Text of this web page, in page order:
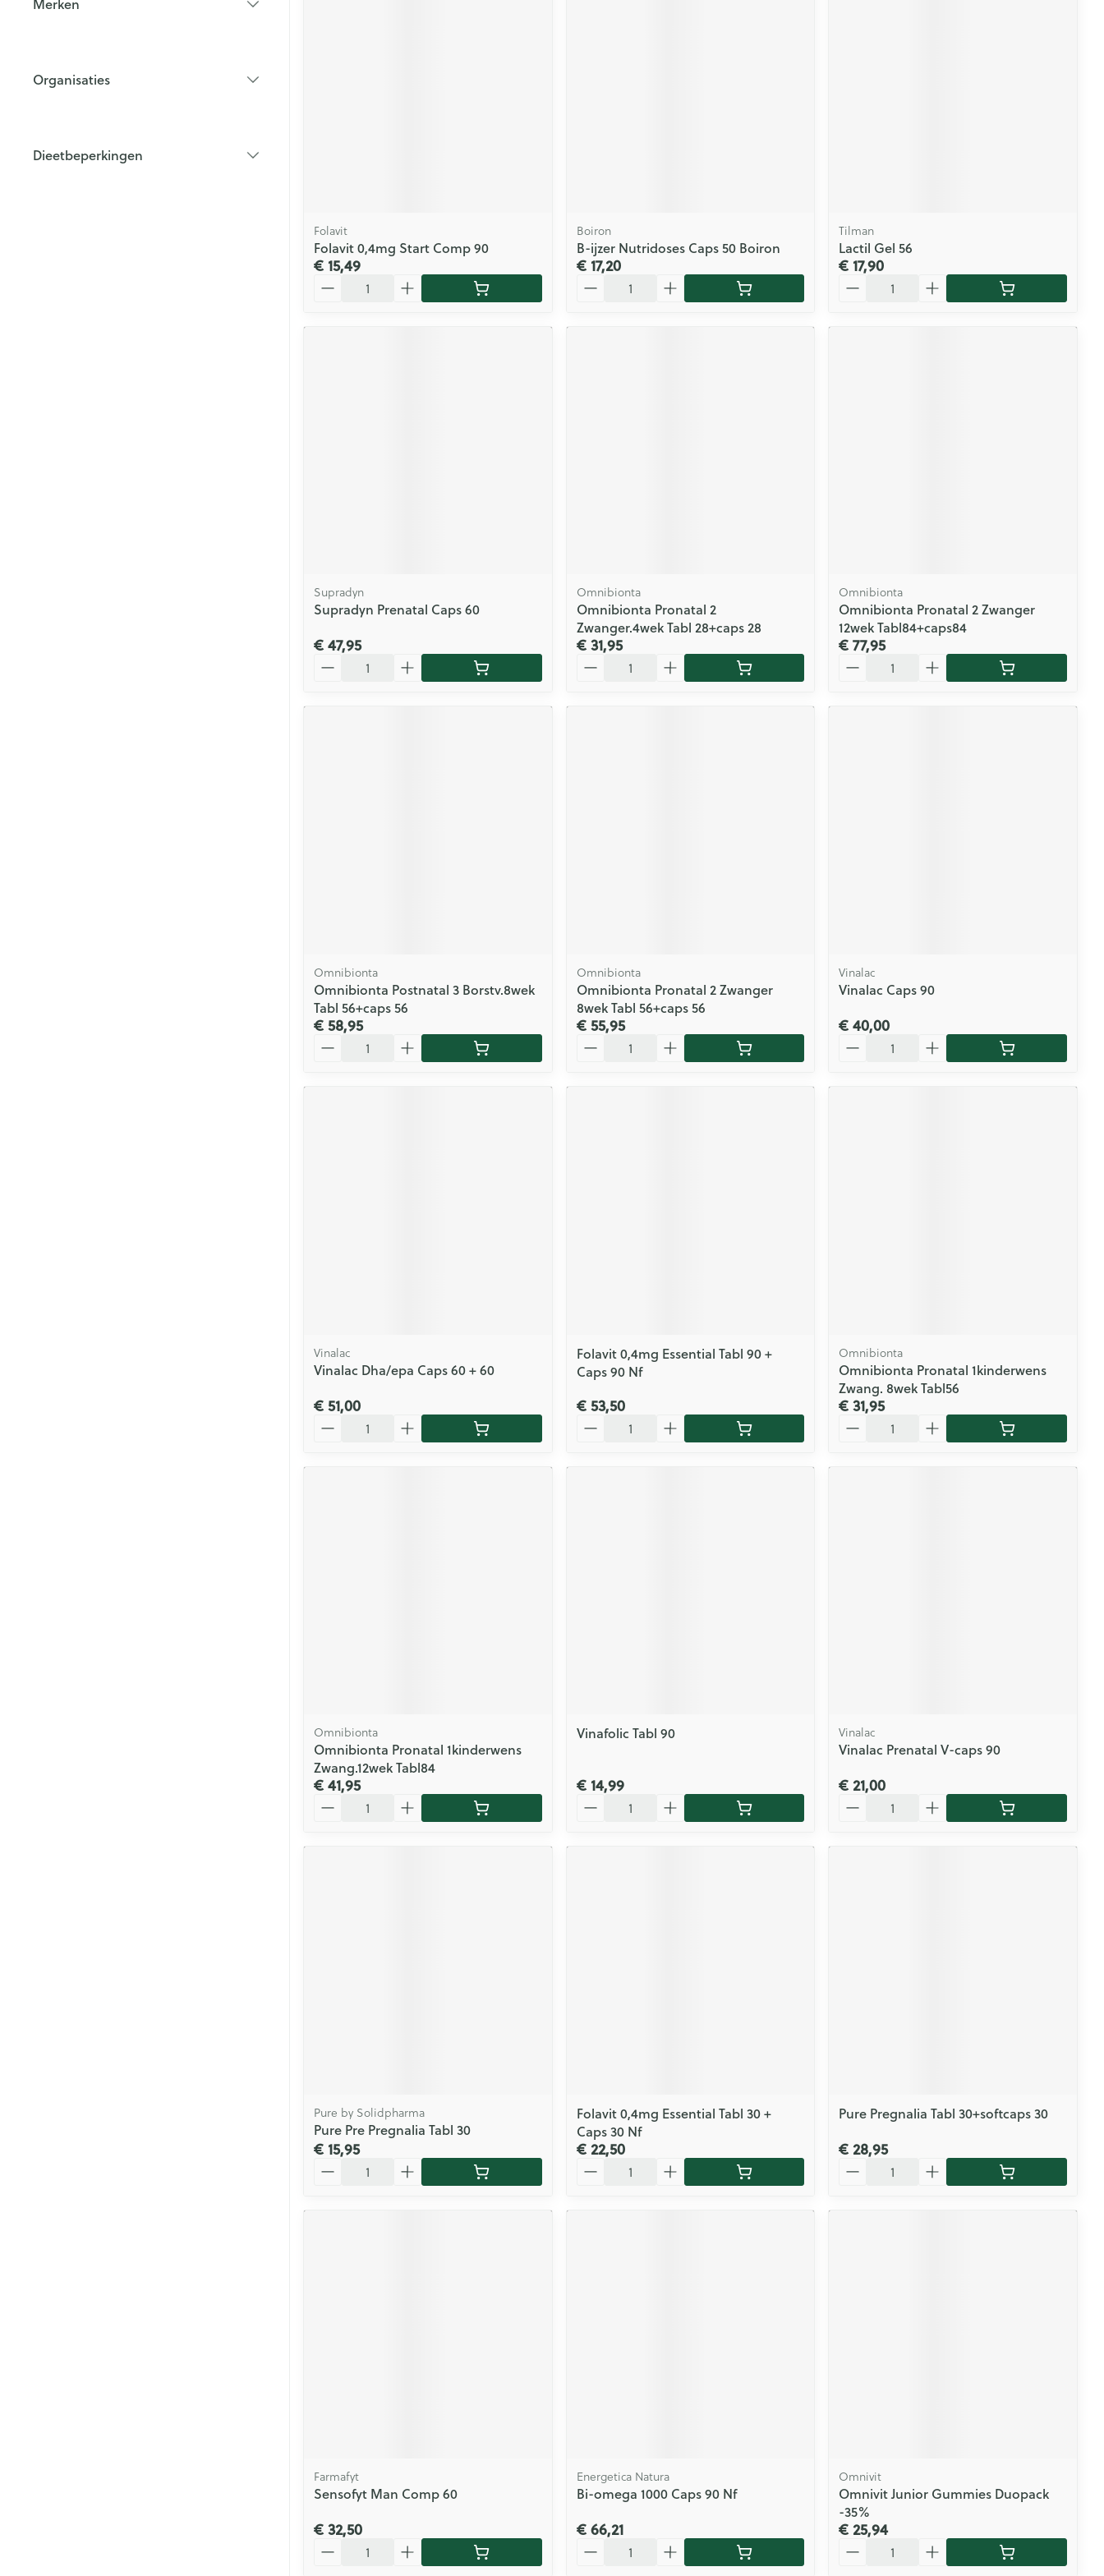
Organisaties
Dieetbeperkingen
Folavit
Folavit 0,4mg Start Comp 90
€ 15,49
Boiron
B-ijzer Nutridoses Caps 50 Boiron
€ 17,20
Tilman
Lactil Gel 56
€ 17,90
Supradyn
Supradyn Prenatal Caps 60
€ 47,95
Omnibionta
Omnibionta Pronatal 2
Zwanger.4wek Tabl 28+caps 28
€ 31,95
Omnibionta
Omnibionta Pronatal 2 Zwanger
12wek Tabl84+caps84
€ 77,95
Omnibionta
Omnibionta Postnatal 3 Borstv.8wek
Tabl 56+caps 56
€ 58,95
Omnibionta
Omnibionta Pronatal 2 Zwanger
8wek Tabl 56+caps 56
€ 55,95
Vinalac
Vinalac Caps 90
€ 40,00
Vinalac
Vinalac Dha/epa Caps 60 + 60
€ 51,00
Folavit 0,4mg Essential Tabl 90 +
Caps 90 Nf
€ 53,50
Omnibionta
Omnibionta Pronatal 1kinderwens
Zwang. 8wek Tabl56
€ 31,95
Omnibionta
Omnibionta Pronatal 1kinderwens
Zwang.12wek Tabl84
€ 41,95
Vinafolic Tabl 90
€ 14,99
Vinalac
Vinalac Prenatal V-caps 90
€ 21,00
Pure by Solidpharma
Pure Pre Pregnalia Tabl 30
€ 15,95
Folavit 0,4mg Essential Tabl 30 +
Caps 30 Nf
€ 22,50
Pure Pregnalia Tabl 30+softcaps 30
€ 28,95
Farmafyt
Sensofyt Man Comp 60
€ 32,50
Energetica Natura
Bi-omega 1000 Caps 90 Nf
€ 66,21
Omnivit
Omnivit Junior Gummies Duopack
-35%
€ 25,94